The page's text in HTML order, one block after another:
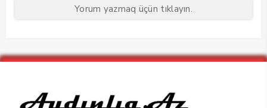
Yorum yazmaq üçün tıklayın.